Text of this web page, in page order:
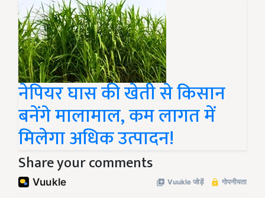
नेपियर घास की खेती से किसान
बनेंगे मालामाल, कम लागत में
मिलेगा अधिक उत्पादन!
Share your comments